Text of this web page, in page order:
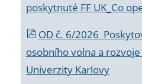
poskytnuté FF UK_Co
OD č. 6/2026
osobního volna a
Univerzity Karlovy